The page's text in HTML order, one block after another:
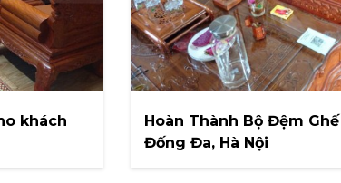
khách
Hoàn Thành Bộ Đệm Ghế
Đống Đa, Hà Nội